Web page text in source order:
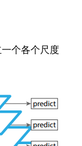
个各个尺度